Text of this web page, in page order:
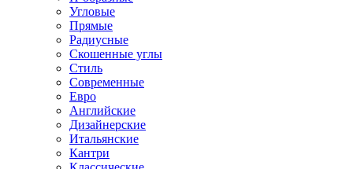
Угловые
Прямые
Радиусные
Скошенные углы
Стиль
Современные
Евро
Английские
Дизайнерские
Итальянские
Кантри